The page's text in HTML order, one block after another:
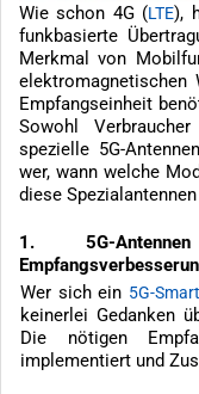
Wie schon 4G (LTE),
funkbasierte
Merkmal von
Empfangseinheit
Sowohl
spezielle 5G-
wer, wann welche
diese
1. 5G-
Wer sich ein 5G-
keinerlei Gedanken
Die nötigen
implementiert und